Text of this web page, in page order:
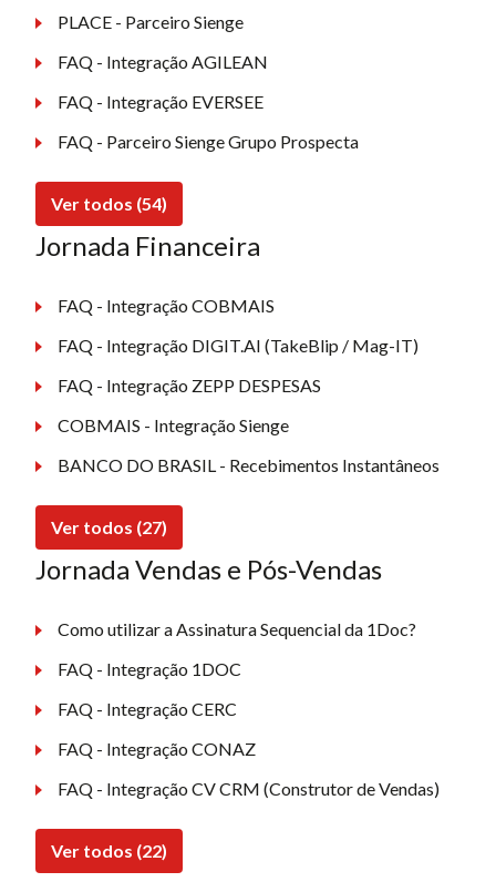
PLACE - Parceiro Sienge
FAQ - Integração AGILEAN
FAQ - Integração EVERSEE
FAQ - Parceiro Sienge Grupo Prospecta
Ver todos (54)
Jornada Financeira
FAQ - Integração COBMAIS
FAQ - Integração DIGIT.AI (TakeBlip / Mag-IT)
FAQ - Integração ZEPP DESPESAS
COBMAIS - Integração Sienge
BANCO DO BRASIL - Recebimentos Instantâneos
Ver todos (27)
Jornada Vendas e Pós-Vendas
Como utilizar a Assinatura Sequencial da 1Doc?
FAQ - Integração 1DOC
FAQ - Integração CERC
FAQ - Integração CONAZ
FAQ - Integração CV CRM (Construtor de Vendas)
Ver todos (22)